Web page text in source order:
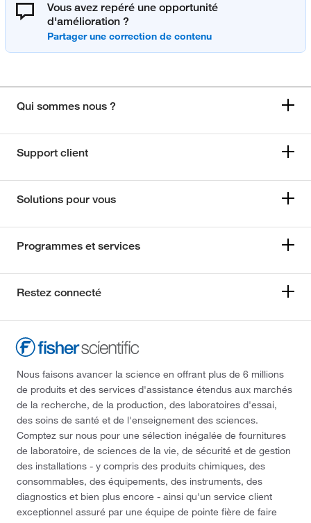
Vous avez repéré une opportunité
d'amélioration ?
Qui sommes nous ?
Support client
Solutions pour vous
Programmes et services
Restez connecté
Nous faisons avancer la science en offrant plus de 6 millions
de produits et des services d'assistance étendus aux marchés
de la recherche, de la production, des laboratoires d'essai,
des soins de santé et de l'enseignement des sciences.
Comptez sur nous pour une sélection inégalée de fournitures
de laboratoire, de sciences de la vie, de sécurité et de gestion
des installations - y compris des produits chimiques, des
consommables, des équipements, des instruments, des
diagnostics et bien plus encore - ainsi qu'un service client
exceptionnel assuré par une équipe de pointe fière de faire